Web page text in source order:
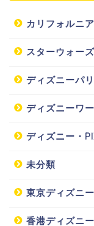
カリフォルニ
スターウォー
ディズニーパリ
ディズニーワ
ディズニー・
未分類
東京ディズニ
香港ディズニー